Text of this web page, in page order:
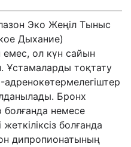
Эко Жеңіл Тыныс
Дыхание)
емес, ол күн сайын
Ұстамаларды тоқтату
Бронх
болғанда немесе
жеткіліксіз болғанда
дипропионатының